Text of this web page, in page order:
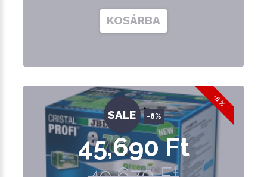
KOSÁRBA
-8 %
SALE -8%
45,690 Ft